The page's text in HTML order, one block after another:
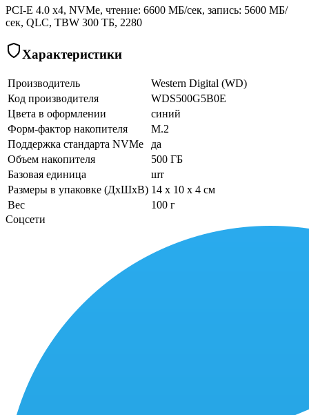
PCI-E 4.0 x4, NVMe, чтение: 6600 МБ/сек, запись: 5600 МБ/
сек, QLC, TBW 300 ТБ, 2280
Характеристики
Производитель
Western Digital (WD)
Код производителя
WDS500G5B0E
Цвета в оформлении
синий
Форм-фактор накопителя
M.2
Поддержка стандарта NVMe
да
Объем накопителя
500 ГБ
Базовая единица
шт
Размеры в упаковке (ДхШхВ) 14 x 10 x 4 см
Вес
100 г
Соцсети